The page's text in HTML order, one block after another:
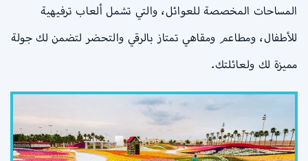
المساحات المخصصة للعوائل، والتي تشمل ألعاب ترفيهية
للأطفال، ومطاعم ومقاهي تمتاز بالرقي والتحضر لتضمن لك جولة
مميزة لك ولعائلتك.